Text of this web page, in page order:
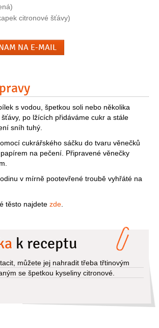
citronové šťávy)
NA E-MAIL
s vodou, špetkou soli nebo několika
po lžících přidáváme cukr a stále
sníh tuhý.
cukrářského sáčku do tvaru věnečků
na pečení. Připravené věnečky
v mírně pootevřené troubě vyhřáté na
těsto najdete zde
k receptu
můžete jej nahradit třeba třtinovým
se špetkou kyseliny citronové.